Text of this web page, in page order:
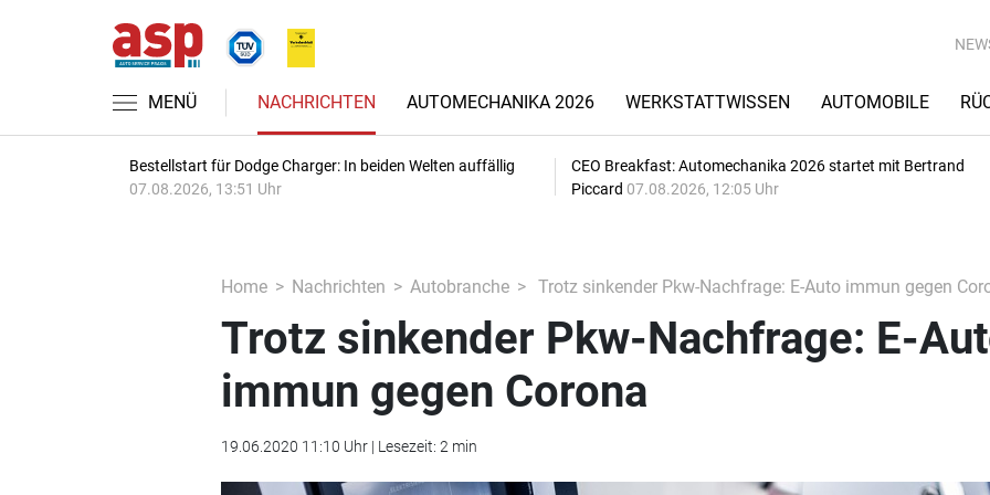
MENÜ NACHRICHTEN AUTOMECHANIKA 2026 WERKSTATTWISSEN AUTOMOBILE
Bestellstart für Dodge Charger: In beiden Welten auffällig
07.08.2026, 13:51 Uhr
CEO Breakfast: Automechanika 2026 startet mit Bertrand
Piccard 07.08.2026, 12:05 Uhr
Home Nachrichten Autobranche Trotz sinkender Pkw-Nachfrage: E-Auto immun gegen
Trotz sinkender Pkw-Nachfrage: E-
immun gegen Corona
19.06.2020 11:10 Uhr | Lesezeit: 2 min